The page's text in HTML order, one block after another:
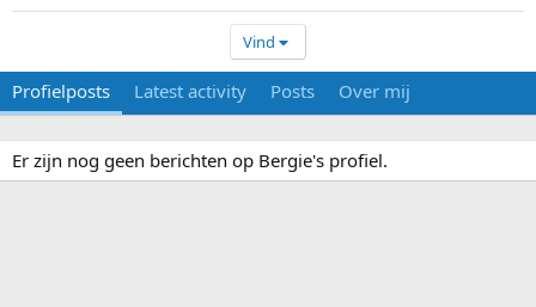
Vind
Profielposts Latest activity Posts Over mij
Er zijn nog geen berichten op Bergie's profiel.